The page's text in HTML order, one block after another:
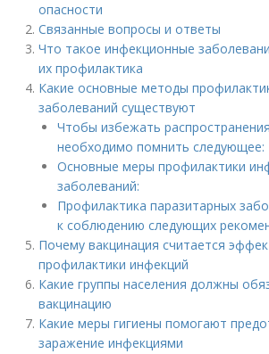
опасности
Связанные вопросы и ответы
Что такое инфекционные
их профилактика
Какие основные методы
заболеваний существуют
Чтобы избежать
необходимо помнить следующее:
Основные меры профилактики
заболеваний:
Профилактика паразитарных
к соблюдению следующих
Почему вакцинация считается
профилактики инфекций
Какие группы населения должны
вакцинацию
Какие меры гигиены помогают
заражение инфекциями